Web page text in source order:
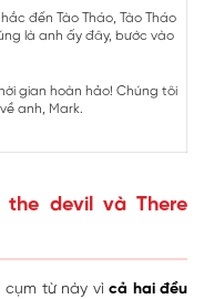
đến Tào Tháo, Tào Tháo
là anh ấy đây, bước vào
gian hoàn hảo! Chúng tôi
anh, Mark.
devil và There
cụm từ này vìcả hai đều